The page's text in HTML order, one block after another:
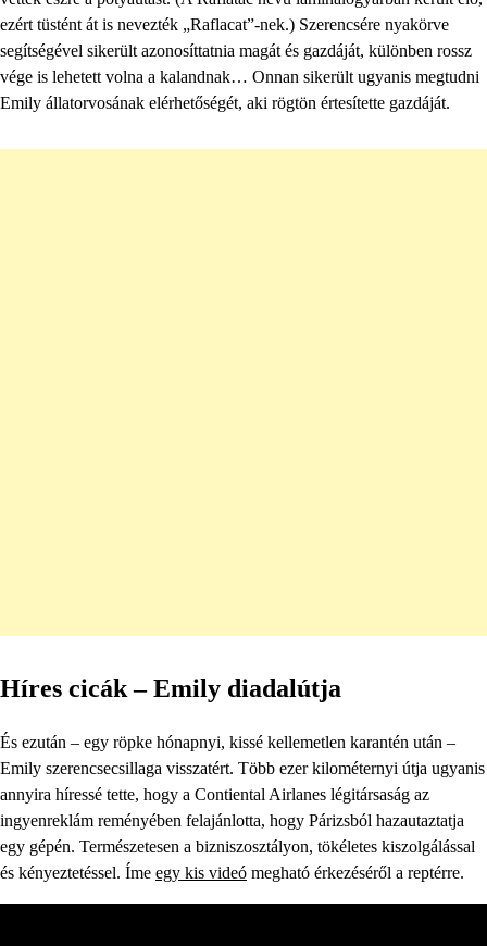
ezért tüstént át is nevezték „Raflacat”-nek.) Szerencsére nyakörve
segítségével sikerült azonosíttatnia magát és gazdáját, különben rossz
vége is lehetett volna a kalandnak… Onnan sikerült ugyanis megtudni
Emily állatorvosának elérhetőségét, aki rögtön értesítette gazdáját.
Híres cicák – Emily diadalútja
És ezután – egy röpke hónapnyi, kissé kellemetlen karantén után –
Emily szerencsecsillaga visszatért. Több ezer kilométernyi útja ugyanis
annyira híressé tette, hogy a Contiental Airlanes légitársaság az
ingyenreklám reményében felajánlotta, hogy Párizsból hazautaztatja
egy gépén. Természetesen a bizniszosztályon, tökéletes kiszolgálással
és kényeztetéssel. Íme egy kis videó megható érkezéséről a reptérre.